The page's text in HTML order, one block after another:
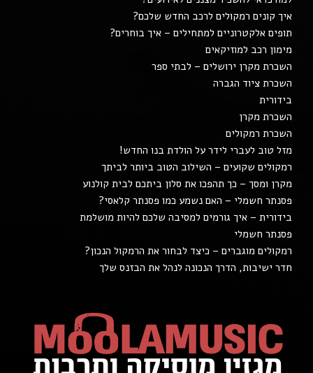
איך קונים רמקולים לרכב החדש שלכם?
תופים אלקטרוניים למתחילים – איך בוחרים?
מימון רכב למוזיקאים
השכרת מקרן ירושלים – לבתי ספר
השכרת ציוד הגברה
בידורית
השכרת מקרן
השכרת רמקולים
מזל טוב לעברי לידר על הולדת בנו החדש!
רמקולים שקועים – השילוב הטוב ביותר לביתך
מקרן ומסך – כך תהפכו את סלון ביתכם לבית קולנוע
פסנתר חשמלי – האם נשמע כמו פסנתר קלאסי?
בידורית – איך גורמים למסיבה שלכם להיות מושלמת
פסנתר חשמלי
רמקולים מוגברים – כיצד לבחור את הרמקול הנכון?
חדר ישיבות, הדרך הנכונה לנהל את הבזנס שלך